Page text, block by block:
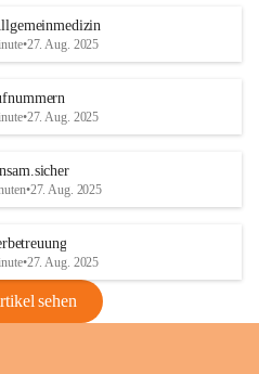
•27. Aug. 2025
•27. Aug. 2025
•27. Aug. 2025
•27. Aug. 2025
sehen